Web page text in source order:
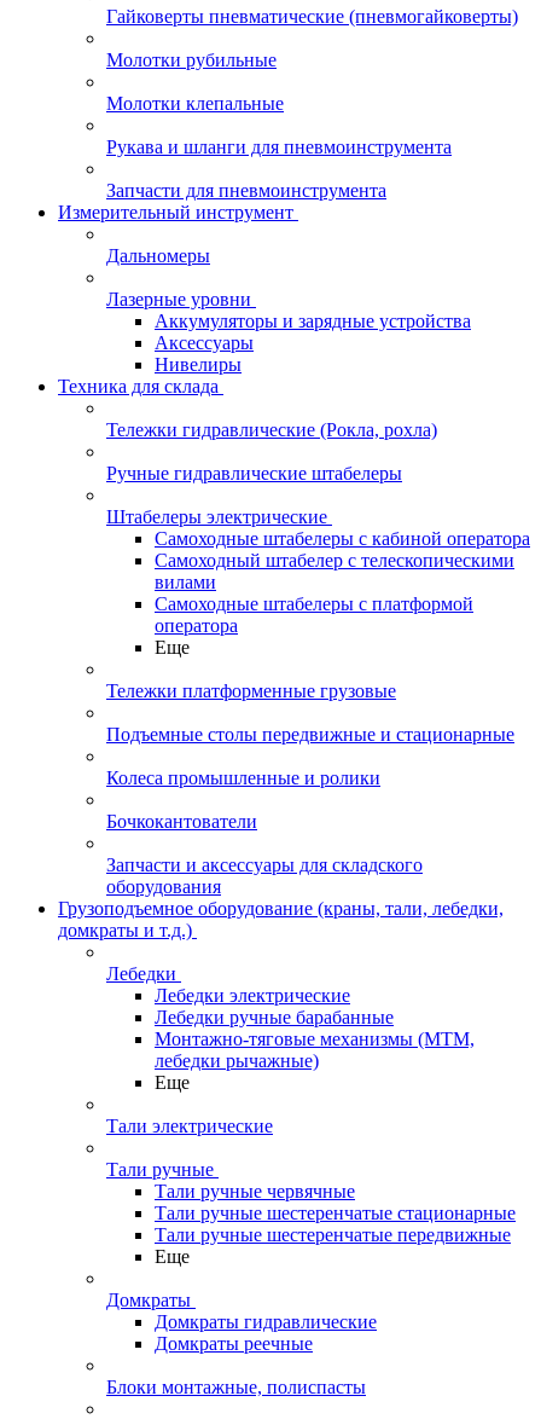
Гайковерты пневматические (пневмогайковерты)
Молотки рубильные
Молотки клепальные
Рукава и шланги для пневмоинструмента
Запчасти для пневмоинструмента
Измерительный инструмент
Дальномеры
Лазерные уровни
Аккумуляторы и зарядные устройства
Аксессуары
Нивелиры
Техника для склада
Тележки гидравлические (Рокла, рохла)
Ручные гидравлические штабелеры
Штабелеры электрические
Самоходные штабелеры с кабиной оператора
Самоходный штабелер с телескопическими
вилами
Самоходные штабелеры с платформой
оператора
Еще
Тележки платформенные грузовые
Подъемные столы передвижные и стационарные
Колеса промышленные и ролики
Бочкокантователи
Запчасти и аксессуары для складского
оборудования
Грузоподъемное оборудование (краны, тали, лебедки,
домкраты и т.д.)
Лебедки
Лебедки электрические
Лебедки ручные барабанные
Монтажно-тяговые механизмы (МТМ,
лебедки рычажные)
Еще
Тали электрические
Тали ручные
Тали ручные червячные
Тали ручные шестеренчатые стационарные
Тали ручные шестеренчатые передвижные
Еще
Домкраты
Домкраты гидравлические
Домкраты реечные
Блоки монтажные, полиспасты